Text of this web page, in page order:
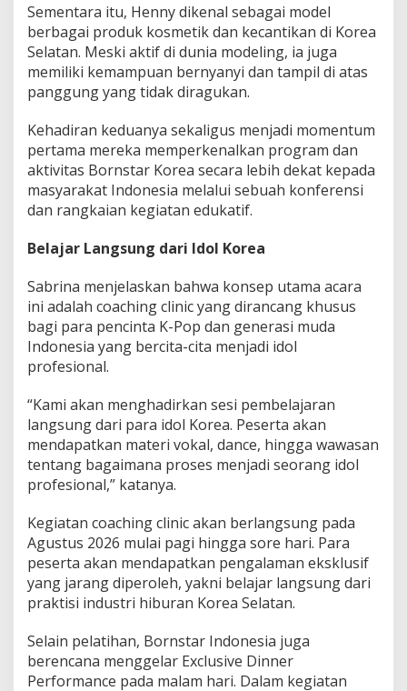
Sementara itu, Henny dikenal sebagai model
berbagai produk kosmetik dan kecantikan di Korea
Selatan. Meski aktif di dunia modeling, ia juga
memiliki kemampuan bernyanyi dan tampil di atas
panggung yang tidak diragukan.
Kehadiran keduanya sekaligus menjadi momentum
pertama mereka memperkenalkan program dan
aktivitas Bornstar Korea secara lebih dekat kepada
masyarakat Indonesia melalui sebuah konferensi
dan rangkaian kegiatan edukatif.
Belajar Langsung dari Idol Korea
Sabrina menjelaskan bahwa konsep utama acara
ini adalah coaching clinic yang dirancang khusus
bagi para pencinta K-Pop dan generasi muda
Indonesia yang bercita-cita menjadi idol
profesional.
“Kami akan menghadirkan sesi pembelajaran
langsung dari para idol Korea. Peserta akan
mendapatkan materi vokal, dance, hingga wawasan
tentang bagaimana proses menjadi seorang idol
profesional,” katanya.
Kegiatan coaching clinic akan berlangsung pada
Agustus 2026 mulai pagi hingga sore hari. Para
peserta akan mendapatkan pengalaman eksklusif
yang jarang diperoleh, yakni belajar langsung dari
praktisi industri hiburan Korea Selatan.
Selain pelatihan, Bornstar Indonesia juga
berencana menggelar Exclusive Dinner
Performance pada malam hari. Dalam kegiatan